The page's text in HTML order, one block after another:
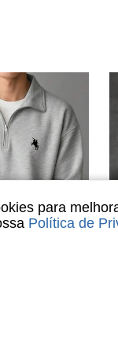
para
Política de